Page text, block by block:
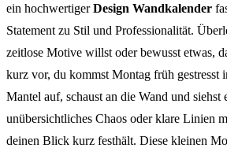
ein hochwertigerDesign Wandkalender
Statement zu Stil und Professionalität.
zeitlose Motive willst oder bewusst etwas,
kurz vor, du kommst Montag früh gestresst
Mantel auf, schaust an die Wand und siehst
unübersichtliches Chaos oder klare Linien
deinen Blick kurz festhält. Diese kleinen